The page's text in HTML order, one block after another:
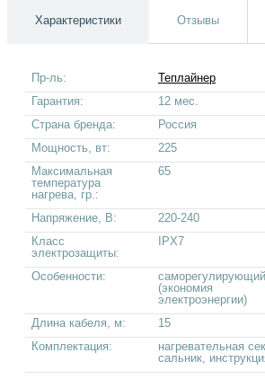
Характеристики Отзывы
Пр-ль:
Теплайнер
Гарантия:
12 мес.
Страна бренда:
Россия
Мощность, вт:
225
Максимальная
температура
нагрева, гр.:
65
Напряжение, В:
220-240
Класс
электрозащиты:
IPX7
Особенности:
(экономия
электроэнергии)
Длина кабеля, м:
15
Комплектация:
нагревательная
сальник,